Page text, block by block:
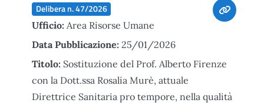
Delibera n. 47/2026
Ufficio: Area Risorse Umane
Data Pubblicazione: 25/01/2026
Titolo: Sostituzione del Prof. Alberto Firenze
con la Dott.ssa Rosalia Murè, attuale
Direttrice Sanitaria pro tempore, nella qualità